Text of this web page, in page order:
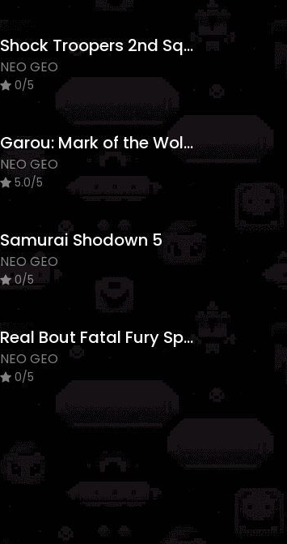
Shock Troopers 2nd Squad
NEO GEO
0/5
Garou: Mark of the Wolves
NEO GEO
5.0/5
Samurai Shodown 5
NEO GEO
0/5
Real Bout Fatal Fury Special
NEO GEO
0/5